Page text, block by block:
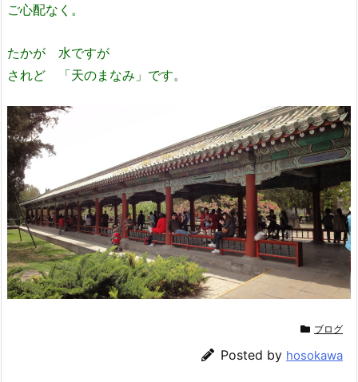
ご心配なく。
たかが 水ですが
されど 「天のまなみ」です。
ブログ
Posted by hosokawa